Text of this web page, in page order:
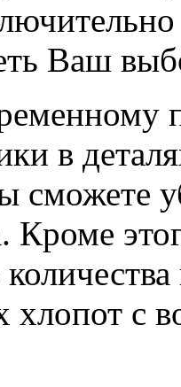
Ваш
в
сможете
Кроме
с